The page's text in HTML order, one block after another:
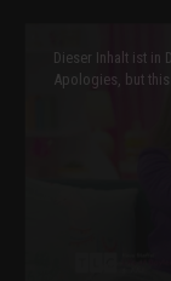
modal
window.
Dieser Inhalt ist in
Apologies, but